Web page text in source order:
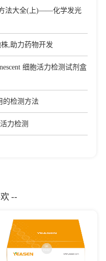
法大全(上)——化学发光
,助力药物开发
细胞活力检测试剂盒
的检测方法
力检测
--